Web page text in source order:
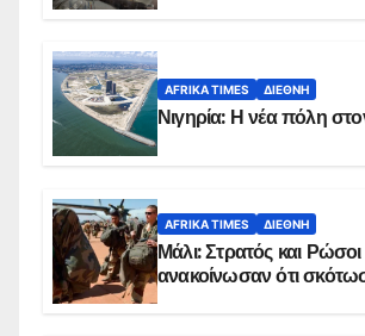
AFRIKA TIMES ΔΙΕΘΝΉ
Νιγηρία: Η νέα πόλη
AFRIKA TIMES ΔΙΕΘΝΉ
Μάλι: Στρατός και Ρώσοι
ανακοίνωσαν ότι